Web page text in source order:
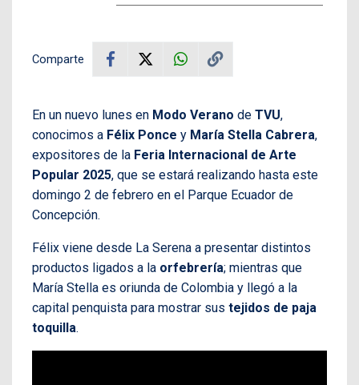
Comparte
En un nuevo lunes en Modo Verano de TVU,
conocimos a Félix Ponce y María Stella Cabrera,
expositores de la Feria Internacional de Arte
Popular 2025, que se estará realizando hasta este
domingo 2 de febrero en el Parque Ecuador de
Concepción.
Félix viene desde La Serena a presentar distintos
productos ligados a la orfebrería; mientras que
María Stella es oriunda de Colombia y llegó a la
capital penquista para mostrar sus tejidos de paja
toquilla.